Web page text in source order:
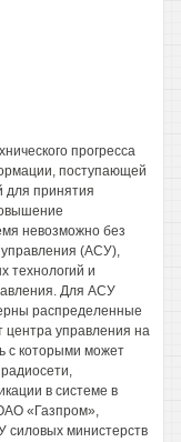
прогресса
поступающей
для принятия
невозможно без
управления (АСУ),
технологий и
Для АСУ
распределенные
центра управления на
с которыми может
в системе в
«Газпром»,
министерств